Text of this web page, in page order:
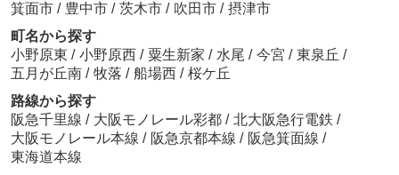
箕面市 / 豊中市 / 茨木市 / 吹田市 / 摂津市
町名から探す
小野原東 / 小野原西 / 粟生新家 / 水尾 / 今宮 / 東泉丘 /
五月が丘南 / 牧落 / 船場西 / 桜ケ丘
路線から探す
阪急千里線 / 大阪モノレール彩都 / 北大阪急行電鉄 /
大阪モノレール本線 / 阪急京都本線 / 阪急箕面線 /
東海道本線